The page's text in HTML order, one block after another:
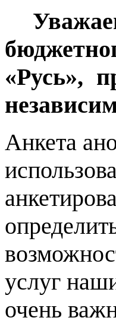
«Русь»,
Анкета
услуг
очень